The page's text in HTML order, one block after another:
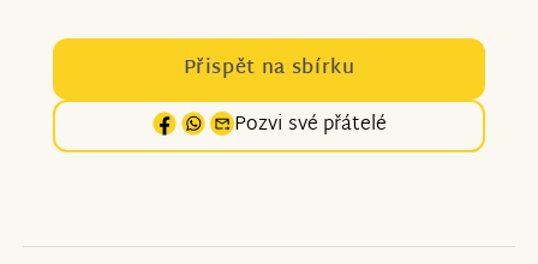
Přispět na sbírku
Pozvi své přátelé